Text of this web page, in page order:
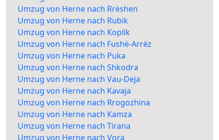
Umzug von Herne nach Rrëshen
Umzug von Herne nach Rubik
Umzug von Herne nach Koplik
Umzug von Herne nach Fushë-Arrëz
Umzug von Herne nach Puka
Umzug von Herne nach Shkodra
Umzug von Herne nach Vau-Deja
Umzug von Herne nach Kavaja
Umzug von Herne nach Rrogozhina
Umzug von Herne nach Kamza
Umzug von Herne nach Tirana
Umzug von Herne nach Vora